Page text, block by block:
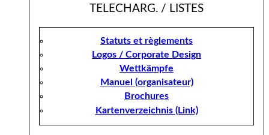
TELECHARG. / LISTES
Statuts et règlements
Logos / Corporate Design
Wettkämpfe
Manuel (organisateur)
Brochures
Kartenverzeichnis (Link)